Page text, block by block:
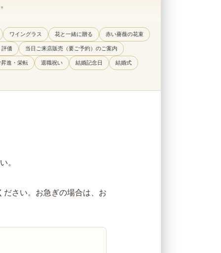
ワイングラス 花と一緒に贈る 赤い薔薇の花束
評価 当日ご来店販売（要ご予約）のご案内
昇進・栄転 退職祝い 結婚記念日 結婚式
。
さい。お急ぎの場合は、お